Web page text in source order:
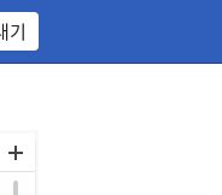
기